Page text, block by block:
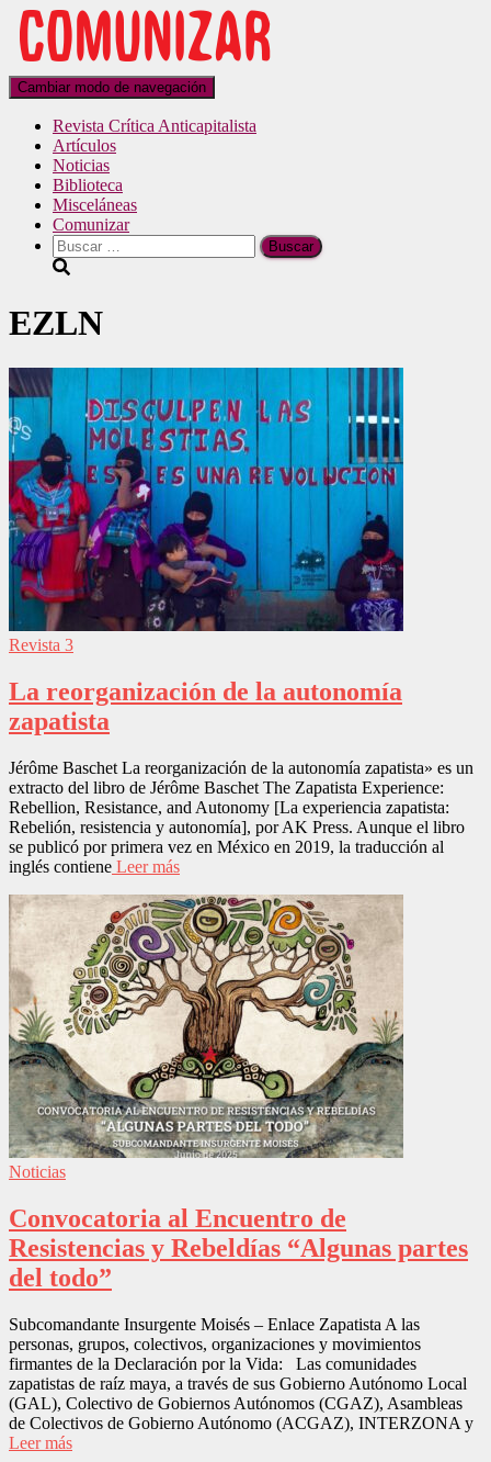
Cambiar modo de navegación
Revista Crítica Anticapitalista
Artículos
Noticias
Biblioteca
Misceláneas
Comunizar
EZLN
Revista 3
La reorganización de la autonomía
zapatista
Jérôme Baschet La reorganización de la autonomía zapatista» es un
extracto del libro de Jérôme Baschet The Zapatista Experience:
Rebellion, Resistance, and Autonomy [La experiencia zapatista:
Rebelión, resistencia y autonomía], por AK Press. Aunque el libro
se publicó por primera vez en México en 2019, la traducción al
inglés contiene Leer más
Noticias
Convocatoria al Encuentro de
Resistencias y Rebeldías “Algunas partes
del todo”
Subcomandante Insurgente Moisés – Enlace Zapatista A las
personas, grupos, colectivos, organizaciones y movimientos
firmantes de la Declaración por la Vida: Las comunidades
zapatistas de raíz maya, a través de sus Gobierno Autónomo Local
(GAL), Colectivo de Gobiernos Autónomos (CGAZ), Asambleas
de Colectivos de Gobierno Autónomo (ACGAZ), INTERZONA y
Leer más